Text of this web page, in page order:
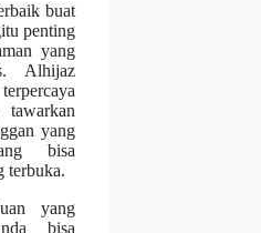
buat
penting
yang
Alhijaz
yang
bisa
terbuka.
yang
bisa